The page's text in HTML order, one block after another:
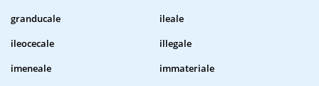
granducale
ileale
ileocecale
illegale
imeneale
immateriale